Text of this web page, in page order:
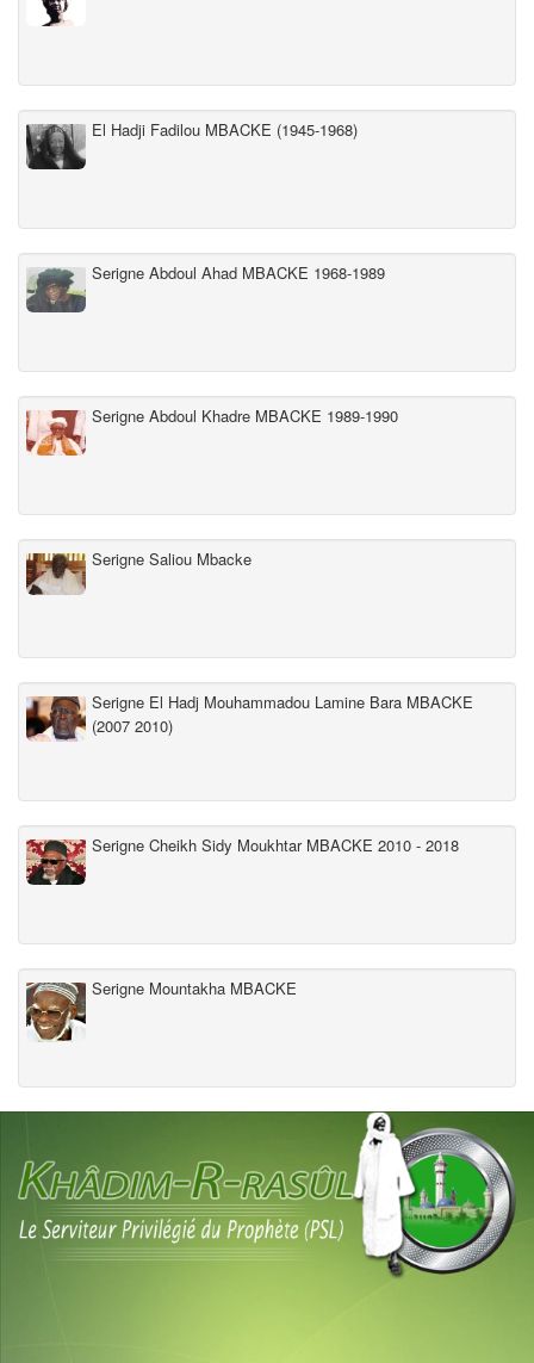
El Hadji Fadilou MBACKE (1945-1968)
Serigne Abdoul Ahad MBACKE 1968-1989
Serigne Abdoul Khadre MBACKE 1989-1990
Serigne Saliou Mbacke
Serigne El Hadj Mouhammadou Lamine Bara MBACKE
(2007 2010)
Serigne Cheikh Sidy Moukhtar MBACKE 2010 - 2018
Serigne Mountakha MBACKE